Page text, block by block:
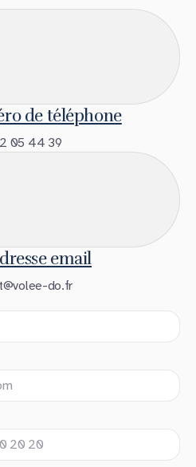
de téléphone
05 44 39
email
do.fr